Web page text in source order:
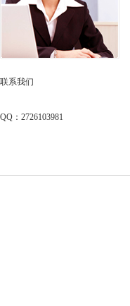
联系我们
QQ：2726103981